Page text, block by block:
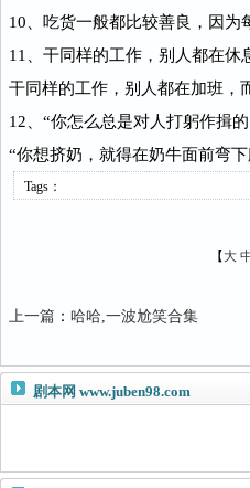
10、吃货一般都比较善良，因
11、干同样的工作，别人都在
干同样的工作，别人都在加班，
12、“你怎么总是对人打躬作揖
“你想挤奶，就得在奶牛面前弯
Tags：
【 大
上一篇 ： 哈哈,一波尬笑合集
剧本网 www.juben98.com